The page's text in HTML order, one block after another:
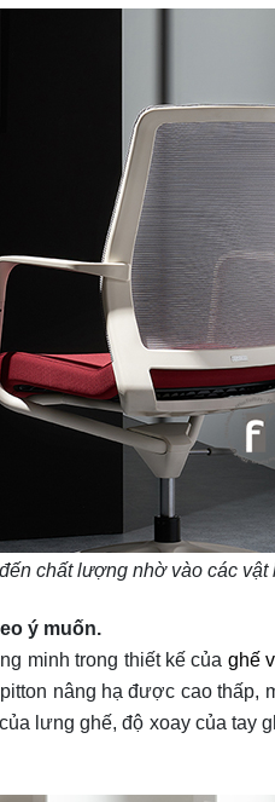
chất lượng nhờ vào các
ý muốn.
minh trong thiết kế của ghế
nâng hạ được cao thấp,
lưng ghế, độ xoay của